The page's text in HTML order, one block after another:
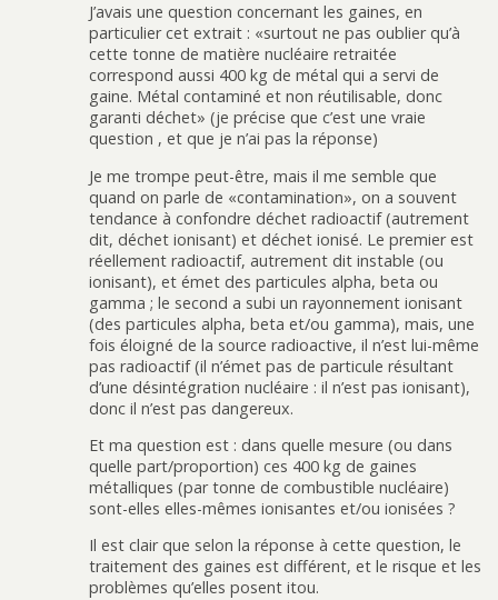
J’avais une question concernant les gaines, en
particulier cet extrait : «surtout ne pas oublier qu’à
cette tonne de matière nucléaire retraitée
correspond aussi 400 kg de métal qui a servi de
gaine. Métal contaminé et non réutilisable, donc
garanti déchet» (je précise que c’est une vraie
question , et que je n’ai pas la réponse)
Je me trompe peut-être, mais il me semble que
quand on parle de «contamination», on a souvent
tendance à confondre déchet radioactif (autrement
dit, déchet ionisant) et déchet ionisé. Le premier est
réellement radioactif, autrement dit instable (ou
ionisant), et émet des particules alpha, beta ou
gamma ; le second a subi un rayonnement ionisant
(des particules alpha, beta et/ou gamma), mais, une
fois éloigné de la source radioactive, il n’est lui-même
pas radioactif (il n’émet pas de particule résultant
d’une désintégration nucléaire : il n’est pas ionisant),
donc il n’est pas dangereux.
Et ma question est : dans quelle mesure (ou dans
quelle part/proportion) ces 400 kg de gaines
métalliques (par tonne de combustible nucléaire)
sont-elles elles-mêmes ionisantes et/ou ionisées ?
Il est clair que selon la réponse à cette question, le
traitement des gaines est différent, et le risque et les
problèmes qu’elles posent itou.